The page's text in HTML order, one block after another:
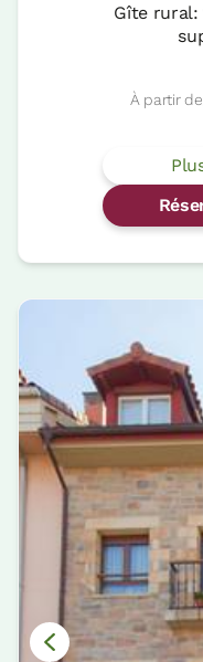
Gîte rural:
À partir de